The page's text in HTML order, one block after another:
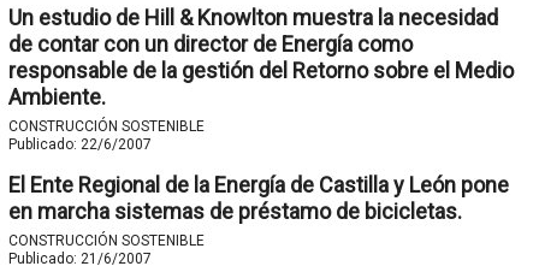
Un estudio de Hill & Knowlton muestra la necesidad
de contar con un director de Energía como
responsable de la gestión del Retorno sobre el Medio
Ambiente.
CONSTRUCCIÓN SOSTENIBLE
Publicado: 22/6/2007
El Ente Regional de la Energía de Castilla y León pone
en marcha sistemas de préstamo de bicicletas.
CONSTRUCCIÓN SOSTENIBLE
Publicado: 21/6/2007